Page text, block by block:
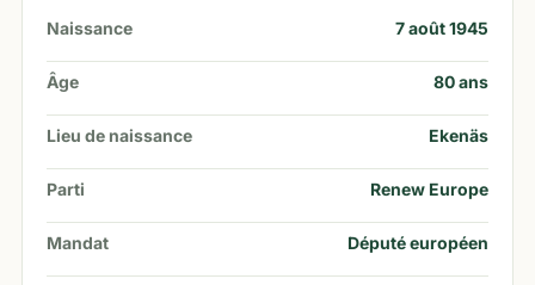
Naissance 7 août 1945
Âge 80ans
Lieu de naissance Ekenäs
Parti Renew Europe
Mandat Député européen